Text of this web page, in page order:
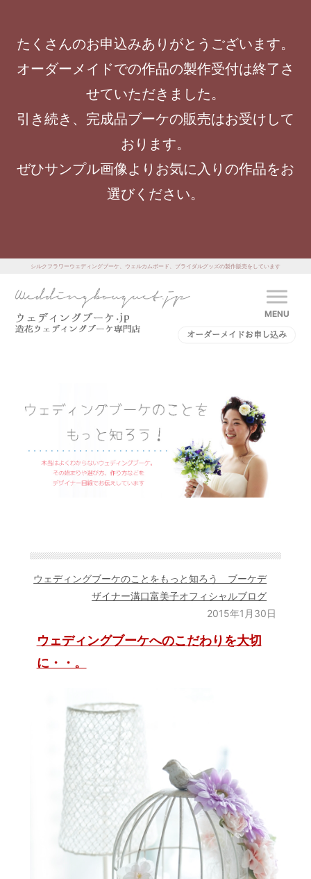
たくさんのお申込みありがとうございます。
オーダーメイドでの作品の製作受付は終了さ
せていただきました。
引き続き、完成品ブーケの販売はお受けして
おります。
ぜひサンプル画像よりお気に入りの作品をお
選びください。
シルクフラワーウェディングブーケ、ウェルカムボード、ブライダルグッズの製作販売をしています
MENU
オーダーメイドお申し込み
ウェディングブーケのことをもっと知ろう ブーケデ
ザイナー溝口富美子オフィシャルブログ
2015年1月30日
ウェディングブーケへのこだわりを大切
に・・。